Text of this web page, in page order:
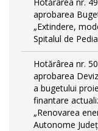
aprobarea
„Extindere,
Spitalul de
Hotărârea nr.
aprobarea
a bugetului
finantare
„Renovarea
Autonome